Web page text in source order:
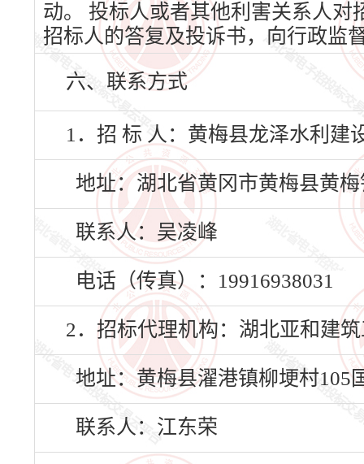
动。 投标人或者其他利害关系人
招标人的答复及投诉书，向行政监
六、联系方式
1．招 标 人：黄梅县龙泽水利建
地址：湖北省黄冈市黄梅县黄
联系人：吴凌峰
电话（传真）：19916938031
2．招标代理机构：湖北亚和建
地址：黄梅县濯港镇柳埂村105
联系人：江东荣